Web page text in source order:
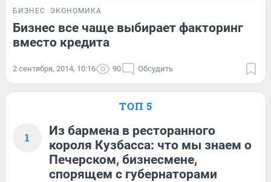
БИЗНЕС ЭКОНОМИКА
Бизнес все чаще выбирает факторинг
вместо кредита
2 сентября, 2014, 10:16 90 Обсудить
ТОП 5
1
Из бармена в ресторанного
короля Кузбасса: что мы знаем о
Печерском, бизнесмене,
спорящем с губернаторами